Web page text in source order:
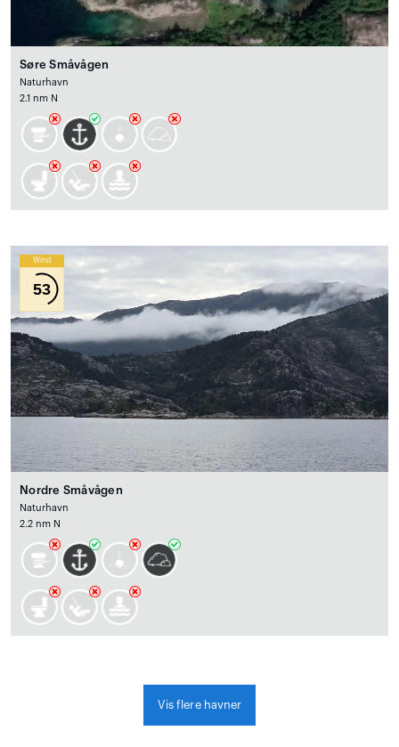
Søre Småvågen
Naturhavn
2.1 nm N
Wind
53
Nordre Småvågen
Naturhavn
2.2 nm N
Vis flere havner